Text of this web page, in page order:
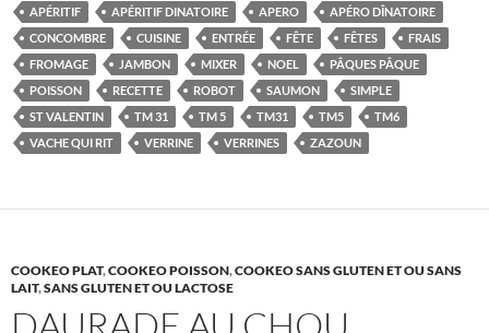
APÉRITIF APÉRITIF DINATOIRE APERO
APÉRO DÎNATOIRE
CONCOMBRE
CUISINE ENTRÉE FÊTE FÊTES
FRAIS
FROMAGE
JAMBON MIXER NOEL
PÂQUES PÂQUE
POISSON
RECETTE ROBOT SAUMON
SIMPLE
ST VALENTIN
TM 31 TM 5 TM31 TM5
TM6
VACHE QUI RIT
VERRINE VERRINES ZAZOUN
COOKEO PLAT,COOKEO POISSON,COOKEO SANS GLUTEN ET OU SANS
LAIT,SANS GLUTEN ET OU LACTOSE